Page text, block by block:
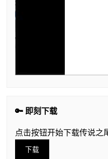
🔑 即刻下载
点击按钮开始下载传说之
下载